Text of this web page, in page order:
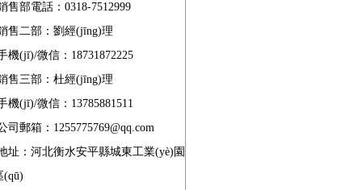
售部電話：0318-7512999
售二部：劉經(jīng)理
機(jī)/微信：18731872225
售三部：杜經(jīng)理
機(jī)/微信：13785881511
司郵箱：1255775769@qq.com
址：河北衡水安平縣城東工業(yè)園
(qū)